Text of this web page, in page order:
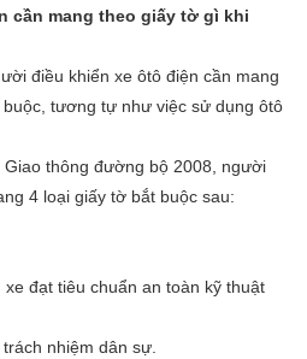
cần mang theo giấy tờ gì khi
điều khiển xe ôtô điện cần mang
tương tự như việc sử dụng ôtô
thông đường bộ 2008, người
4 loại giấy tờ bắt buộc sau:
đạt tiêu chuẩn an toàn kỹ thuật
nhiệm dân sự.